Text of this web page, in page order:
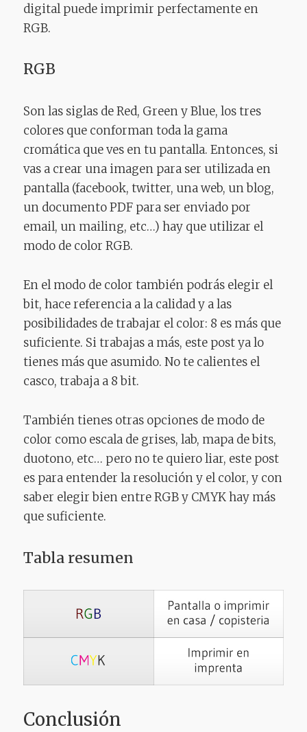
digital puede imprimir perfectamente en
RGB.
RGB
Son las siglas de Red, Green y Blue, los tres
colores que conforman toda la gama
cromática que ves en tu pantalla. Entonces, si
vas a crear una imagen para ser utilizada en
pantalla (facebook, twitter, una web, un blog,
un documento PDF para ser enviado por
email, un mailing, etc…) hay que utilizar el
modo de color RGB.
En el modo de color también podrás elegir el
bit, hace referencia a la calidad y a las
posibilidades de trabajar el color: 8 es más que
suficiente. Si trabajas a más, este post ya lo
tienes más que asumido. No te calientes el
casco, trabaja a 8 bit.
También tienes otras opciones de modo de
color como escala de grises, lab, mapa de bits,
duotono, etc… pero no te quiero liar, este post
es para entender la resolución y el color, y con
saber elegir bien entre RGB y CMYK hay más
que suficiente.
Tabla resumen
Conclusión